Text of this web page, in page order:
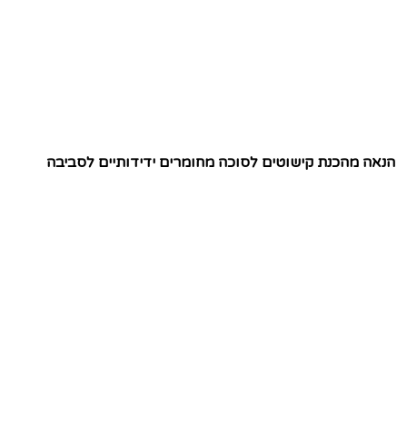
הנאה מהכנת קישוטים לסוכה מחומרים ידידותיים לסביבה